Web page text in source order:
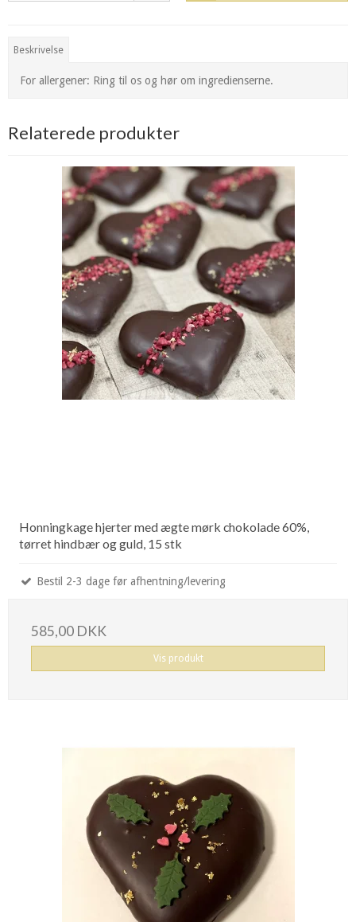
Beskrivelse
For allergener: Ring til os og hør om ingredienserne.
Relaterede produkter
Honningkage hjerter med ægte mørk chokolade 60%,
tørret hindbær og guld, 15 stk
Bestil 2-3 dage før afhentning/levering
585,00 DKK
Vis produkt